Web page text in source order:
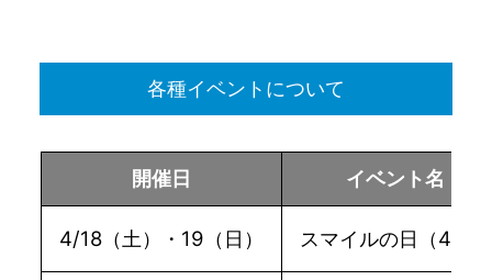
各種イベントについて
開催日 イベント名
4/18（土）・19（日） スマイルの日（4月）